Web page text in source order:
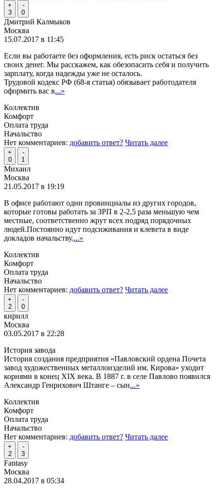
+
3
-
0
Дмитрий Калмыков
Москва
15.07.2017 в 11:45
Если вы работаете без оформления, есть риск остаться без
своих денег. Мы расскажем, как обезопасить себя и получить
зарплату, когда надежды уже не осталось.
Трудовой кодекс РФ (68-я статья) обязывает работодателя
оформить вас в...»
Коллектив
Комфорт
Оплата труда
Начальство
Нет комментариев: добавить ответ? Читать далее
+
0
-
1
Михаил
Москва
21.05.2017 в 19:19
В офисе работают одни провинциалы из других городов,
которые готовы работать за ЗРП в 2-2,5 раза меньшую чем
местные, соответственно жрут всех подряд порядочных
людей.Постоянно идут подсиживания и клевета в виде
докладов начальству....»
Коллектив
Комфорт
Оплата труда
Начальство
Нет комментариев: добавить ответ? Читать далее
+
2
-
0
кирилл
Москва
03.05.2017 в 22:28
История завода
История создания предприятия «Павловский ордена Почета
завод художественных металлоизделий им. Кирова» уходит
корнями в конец XIX века. В 1887 г. в селе Павлово появился
Александр Генрихович Штанге – сын...»
Коллектив
Комфорт
Оплата труда
Начальство
Нет комментариев: добавить ответ? Читать далее
+
2
-
3
Fantasy
Москва
28.04.2017 в 05:34